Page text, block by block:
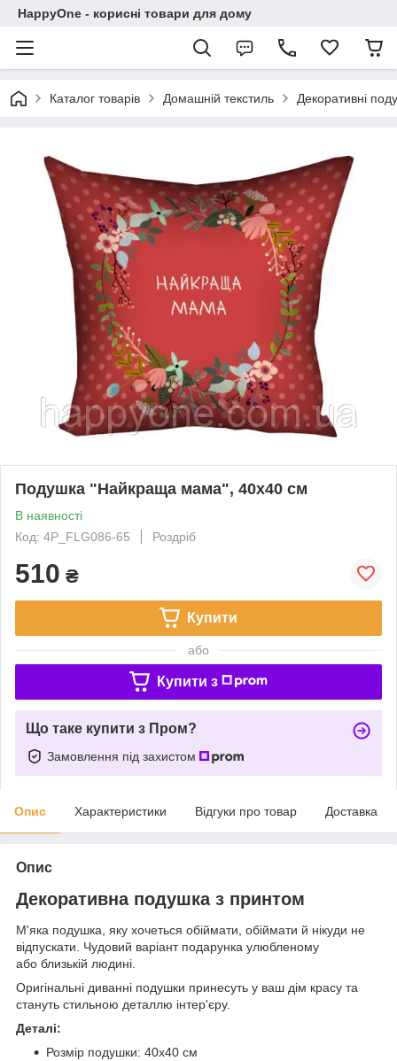
HappyOne - корисні товари для дому
Каталог товарів Домашній текстиль Декоративні
Подушка "Найкраща мама", 40х40 см
В наявності
Код: 4P_FLG086-65
Роздріб
510 ₴
Купити
або
Купити з
Що таке купити з Пром?
Замовлення під захистом
Опис Характеристики Відгуки про товар Доставка
Опис
Декоративна подушка з принтом
М'яка подушка, яку хочеться обіймати, обіймати й нікуди не
відпускати. Чудовий варіант подарунка улюбленому
або близькій людині.
Оригінальні диванні подушки принесуть у ваш дім красу та
стануть стильною деталлю інтер'єру.
Деталі:
Розмір подушки: 40х40 см